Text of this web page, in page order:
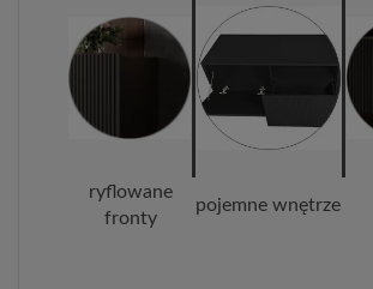
ryflowane
fronty
pojemne wnętrze